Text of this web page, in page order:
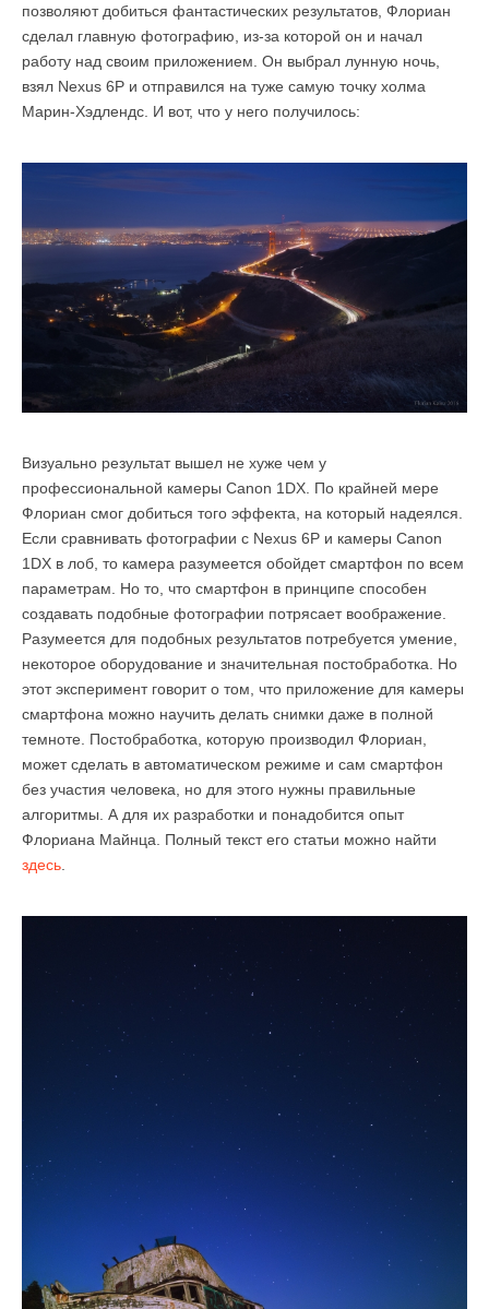
позволяют добиться фантастических результатов, Флориан
сделал главную фотографию, из-за которой он и начал
работу над своим приложением. Он выбрал лунную ночь,
взял Nexus 6P и отправился на туже самую точку холма
Марин-Хэдлендс. И вот, что у него получилось:
Визуально результат вышел не хуже чем у
профессиональной камеры Canon 1DX. По крайней мере
Флориан смог добиться того эффекта, на который надеялся.
Если сравнивать фотографии с Nexus 6P и камеры Canon
1DX в лоб, то камера разумеется обойдет смартфон по всем
параметрам. Но то, что смартфон в принципе способен
создавать подобные фотографии потрясает воображение.
Разумеется для подобных результатов потребуется умение,
некоторое оборудование и значительная постобработка. Но
этот эксперимент говорит о том, что приложение для камеры
смартфона можно научить делать снимки даже в полной
темноте. Постобработка, которую производил Флориан,
может сделать в автоматическом режиме и сам смартфон
без участия человека, но для этого нужны правильные
алгоритмы. А для их разработки и понадобится опыт
Флориана Майнца. Полный текст его статьи можно найти
здесь